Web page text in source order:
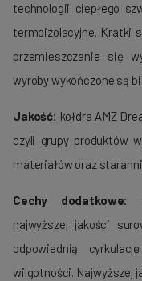
technologii ciepłego
termoizolacyjne. Kratki
przemieszczanie się
wyroby wykończone są
Jakość: kołdra AMZ
czyli grupy produktów
materiałów oraz
Cechy dodatkowe:
najwyższej jakości
odpowiednią
wilgotności. Najwyższej